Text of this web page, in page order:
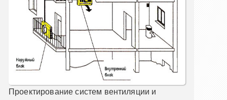
Проектирование систем вентиляции и